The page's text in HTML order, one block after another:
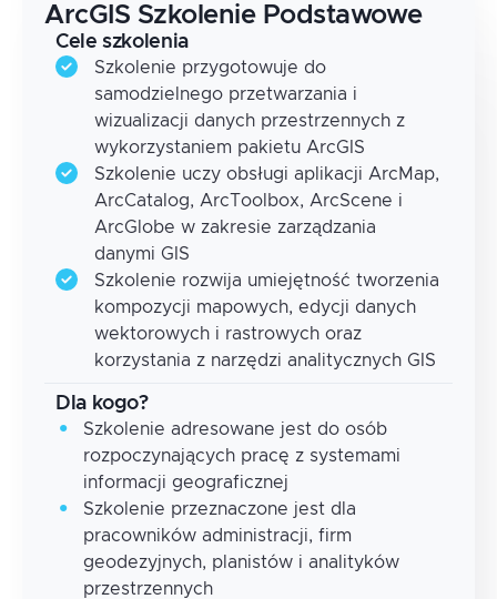
ArcGIS Szkolenie Podstawowe
Cele szkolenia
Szkolenie przygotowuje do
samodzielnego przetwarzania i
wizualizacji danych przestrzennych z
wykorzystaniem pakietu ArcGIS
Szkolenie uczy obsługi aplikacji ArcMap,
ArcCatalog, ArcToolbox, ArcScene i
ArcGlobe w zakresie zarządzania
danymi GIS
Szkolenie rozwija umiejętność tworzenia
kompozycji mapowych, edycji danych
wektorowych i rastrowych oraz
korzystania z narzędzi analitycznych GIS
Dla kogo?
Szkolenie adresowane jest do osób
rozpoczynających pracę z systemami
informacji geograficznej
Szkolenie przeznaczone jest dla
pracowników administracji, firm
geodezyjnych, planistów i analityków
przestrzennych